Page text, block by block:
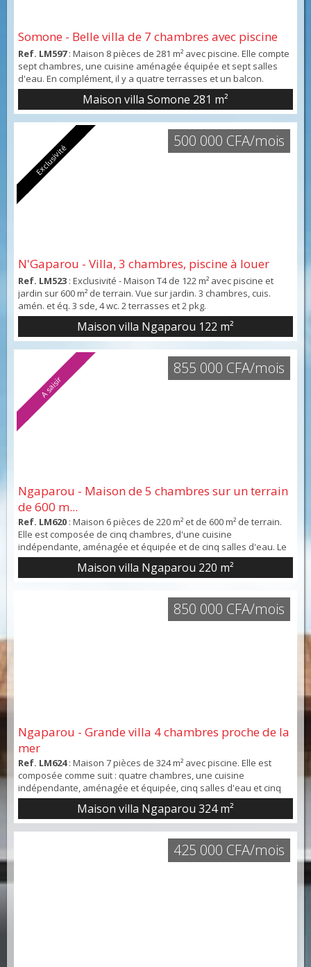
Somone - Belle villa de 7 chambres avec piscine
Ref. LM597: Maison 8 pièces de 281 m² avec piscine. Elle compte
sept chambres, une cuisine aménagée équipée et sept salles
d'eau. En complément, il y a quatre terrasses et un balcon.
Intérieur en bon état. Vue sur un jardin.
Maison villa Somone 281 m²
Exclusivité
N'Gaparou - Villa, 3 chambres, piscine à louer
Ref. LM523 : Exclusivité - Maison T4 de 122 m² avec piscine et
jardin sur 600 m² de terrain. Vue sur jardin. 3 chambres, cuis.
amén. et éq. 3 sde, 4 wc. 2 terrasses et 2 pkg.
Maison villa Ngaparou 122 m²
500 000 CFA/mois
A saisir
Ngaparou - Maison de 5 chambres sur un terrain
de 600 m...
Ref. LM620 : Maison 6 pièces de 220 m² et de 600 m² de terrain.
Elle est composée de cinq chambres, d'une cuisine
indépendante, aménagée et équipée et de cinq salles d'eau. Le
plus : elle bénéficie de deux places de parking et de deux
terrasses. Intérieur en bon état.
Maison villa Ngaparou 220 m²
855 000 CFA/mois
Ngaparou - Grande villa 4 chambres proche de la
mer
Ref. LM624: Maison 7 pièces de 324 m² avec piscine. Elle est
composée comme suit : quatre chambres, une cuisine
indépendante, aménagée et équipée, cinq salles d'eau et cinq
toilettes. En annexe, il y a une place de parking et une terrasse.
Intérieur en bon état. Vue sur un jardin.
Maison villa Ngaparou 324 m²
850 000 CFA/mois
425 000 CFA/mois